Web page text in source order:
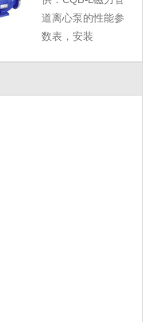
道离心泵的性能参
数表，安装